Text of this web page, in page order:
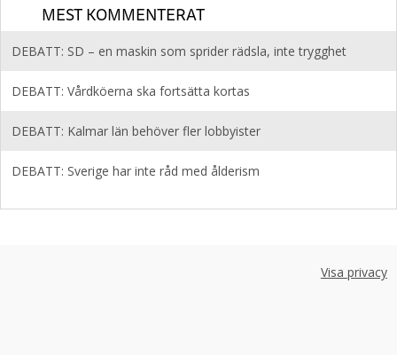
MEST KOMMENTERAT
DEBATT: SD – en maskin som sprider rädsla, inte trygghet
DEBATT: Vårdköerna ska fortsätta kortas
DEBATT: Kalmar län behöver fler lobbyister
DEBATT: Sverige har inte råd med ålderism
Visa privacy